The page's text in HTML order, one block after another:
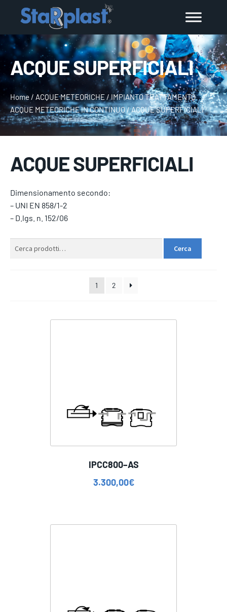
ACQUE SUPERFICIALI
Home / ACQUE METEORICHE/IMPIANTO TRATTAMENTO
ACQUE METEORICHE IN CONTINUO/ACQUE SUPERFICIALI
ACQUE SUPERFICIALI
Dimensionamento secondo:
– UNI EN 858/1-2
– D.lgs. n. 152/06
Cerca
1 2
IPCC800–AS
3.300,00€